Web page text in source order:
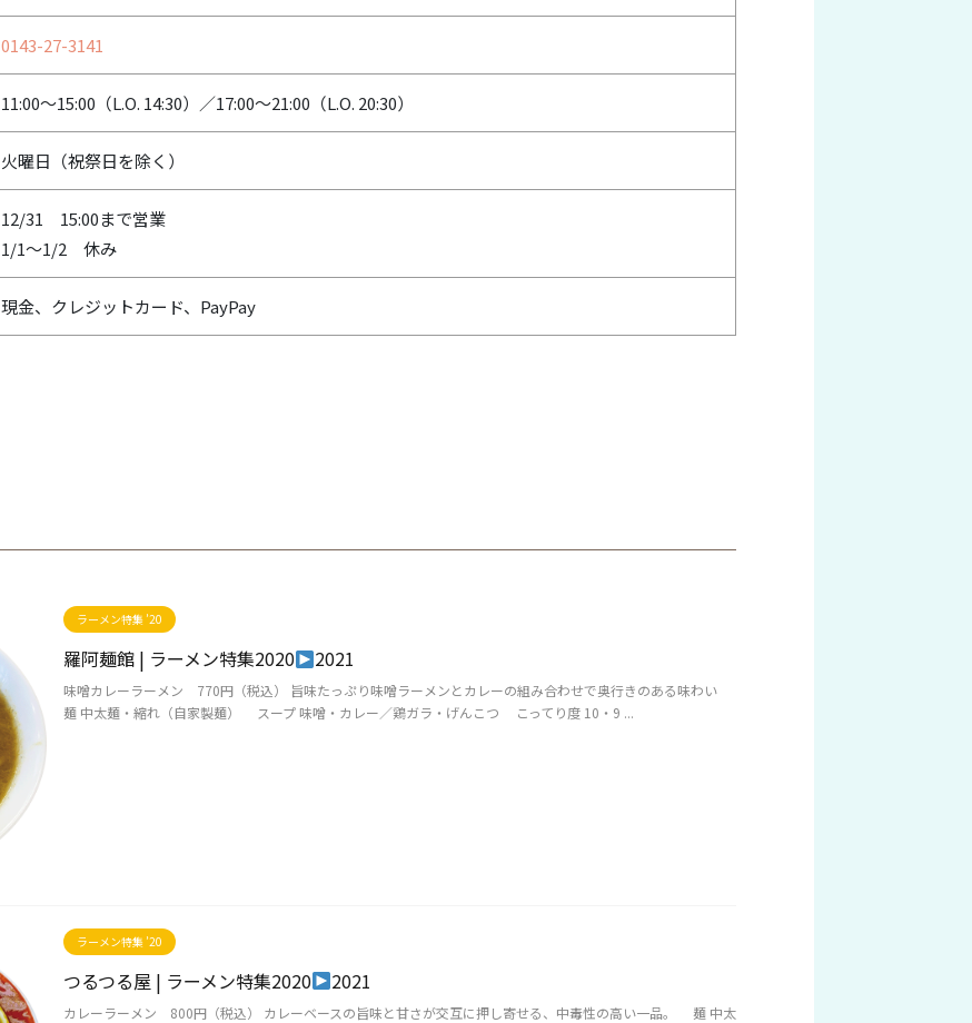
0143-27-3141
11:00～15:00（L.O. 14:30）／17:00～21:00（L.O. 20:30）
火曜日（祝祭日を除く）
12/31 15:00まで営業
1/1～1/2 休み
現金、クレジットカード、PayPay
ラーメン特集 ’20
羅阿麺館 | ラーメン特集2020 2021
味噌カレーラーメン 770円（税込） 旨味たっぷり味噌ラーメンとカレーの組み合わせで奥行きのある味わい
麺 中太麺・縮れ（自家製麺） スープ 味噌・カレー／鶏ガラ・げんこつ こってり度 10・9 ...
ラーメン特集 ’20
つるつる屋 | ラーメン特集2020 2021
カレーラーメン 800円（税込） カレーベースの旨味と甘さが交互に押し寄せる、中毒性の高い一品。 麺 中太